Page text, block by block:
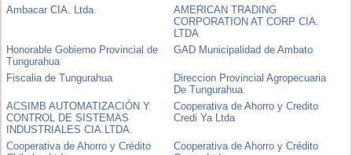
Ambacar CIA. Ltda.
AMERICAN TRADING
CORPORATION AT CORP CIA.
LTDA
Honorable Gobierno Provincial de
Tungurahua
GAD Municipalidad de Ambato
Fiscalia de Tungurahua
Direccion Provincial Agropecuaria
De Tungurahua
ACSIMB AUTOMATIZACIÓN Y
CONTROL DE SISTEMAS
INDUSTRIALES CIA.LTDA.
Cooperativa de Ahorro y Credito
Credi Ya Ltda
Cooperativa de Ahorro y Crédito
Cooperativa de Ahorro y Crédito